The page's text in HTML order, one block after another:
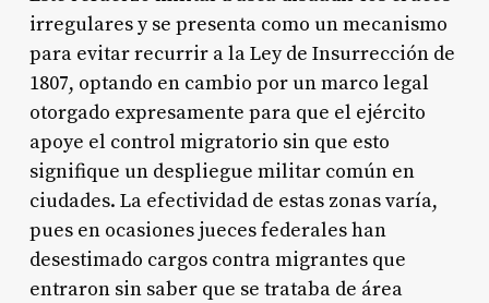
irregulares y se presenta como un mecanismo
para evitar recurrir a la Ley de Insurrección de
1807, optando en cambio por un marco legal
otorgado expresamente para que el ejército
apoye el control migratorio sin que esto
signifique un despliegue militar común en
ciudades. La efectividad de estas zonas varía,
pues en ocasiones jueces federales han
desestimado cargos contra migrantes que
entraron sin saber que se trataba de área